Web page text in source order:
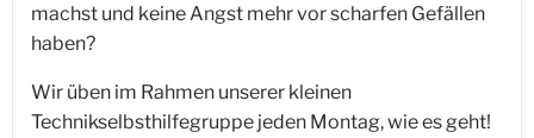
machst und keine Angst mehr vor scharfen Gefällen
haben?
Wir üben im Rahmen unserer kleinen
Technikselbsthilfegruppe jeden Montag, wie es geht!